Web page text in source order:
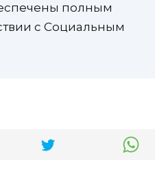
полным
с Социальным